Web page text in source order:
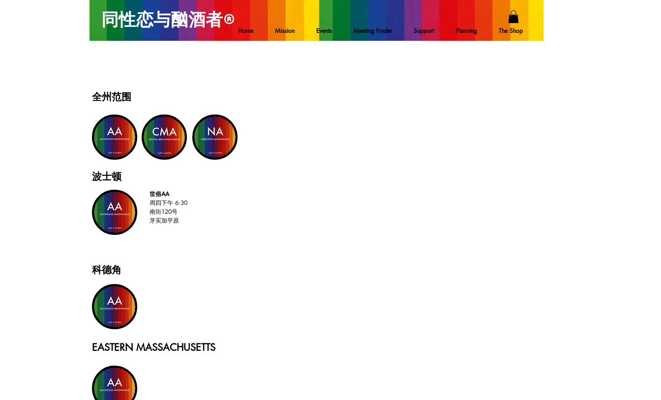
Home Mission Events Meeting Finder Support Planning The Shop
同性恋与酗酒者®
全州范围
波士顿
世俗AA
周四下午 6:30
南街120号
牙买加平原
科德角
EASTERN MASSACHUSETTS